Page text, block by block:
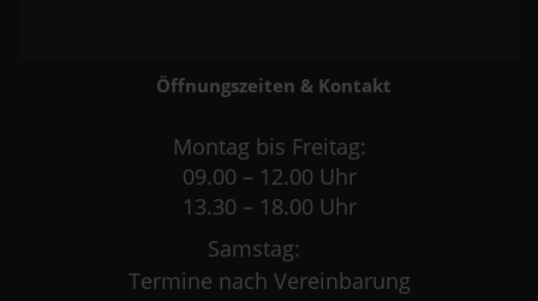
Öffnungszeiten & Kontakt
Montag bis Freitag:
09.00 – 12.00 Uhr
13.30 – 18.00 Uhr
Samstag:
Termine nach Vereinbarung